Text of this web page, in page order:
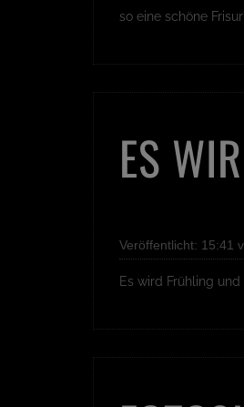
so eine schöne
ES
Veröffentlicht: 15:41
Es wird Frühling